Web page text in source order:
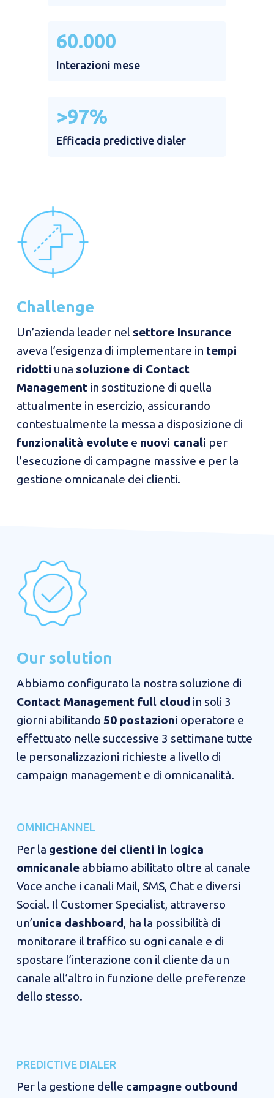
60.000​
Interazioni mese​
>97%
Efficacia predictive dialer​
Challenge
Un’azienda leader nel settore Insurance
aveva l’esigenza di implementare in tempi
ridotti una soluzione di Contact
Managementin sostituzione di quella
attualmente in esercizio, assicurando
contestualmente la messa a disposizione di
funzionalità evolutee nuovi canali per
l’esecuzione di campagne massive e per la
gestione omnicanale dei clienti.
Our solution
Abbiamo configurato la nostra soluzione di
Contact Management full cloud in soli 3
giorni abilitando50 postazioni operatore e
effettuato nelle successive 3 settimane tutte
le personalizzazioni richieste a livello di
campaign management e di omnicanalità.​
OMNICHANNEL​​
Per la gestione dei clienti in logica
omnicanale abbiamo abilitato oltre al canale
Voce anche i canali Mail, SMS, Chat e diversi
Social. Il Customer Specialist, attraverso
un’unica dashboard, ha la possibilità di
monitorare il traffico su ogni canale e di
spostare l’interazione con il cliente da un
canale all’altro in funzione delle preferenze
dello stesso.
PREDICTIVE DIALER​​
Per la gestione delle campagne outbound